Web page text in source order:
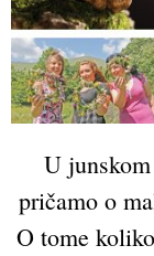
U
pričamo o
O tome